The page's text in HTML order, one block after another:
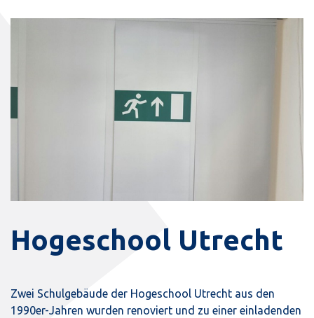
Hogeschool Utrecht
Zwei Schulgebäude der Hogeschool Utrecht aus den
1990er-Jahren wurden renoviert und zu einer einladenden